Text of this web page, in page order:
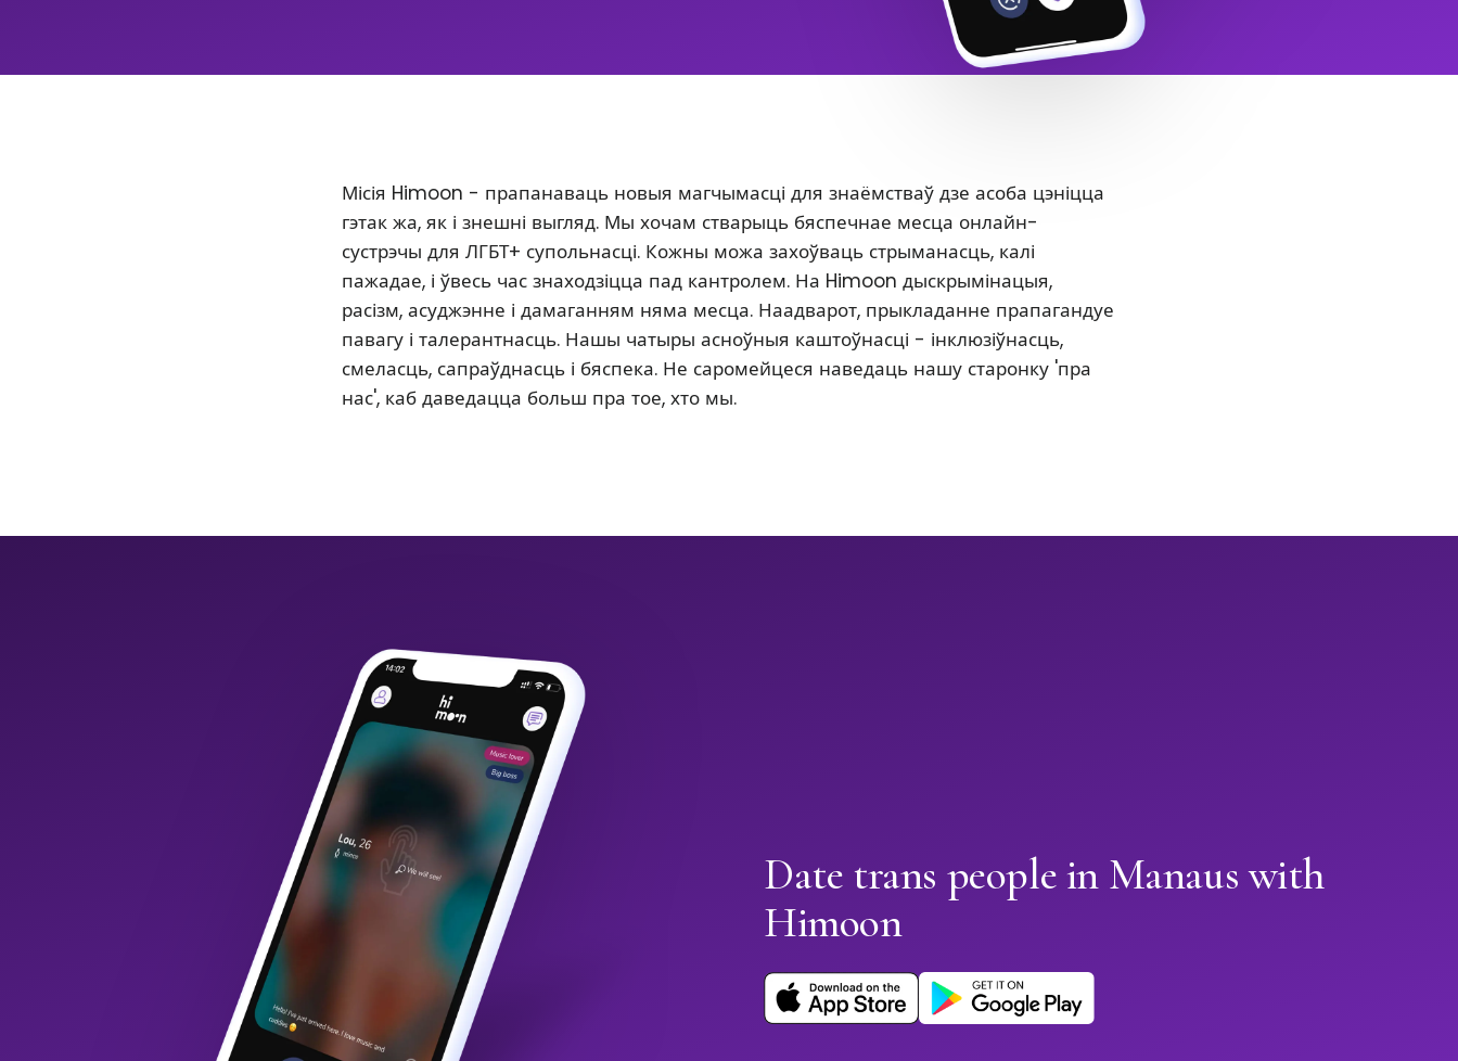
Місія Himoon - прапанаваць новыя магчымасці для знаёмстваў дзе асоба цэніцца
гэтак жа, як і знешні выгляд. Мы хочам стварыць бяспечнае месца онлайн-
сустрэчы для ЛГБТ+ супольнасці. Кожны можа захоўваць стрыманасць, калі
пажадае, і ўвесь час знаходзіцца пад кантролем. На Himoon дыскрымінацыя,
расізм, асуджэнне і дамаганням няма месца. Наадварот, прыкладанне прапагандуе
павагу і талерантнасць. Нашы чатыры асноўныя каштоўнасці - інклюзіўнасць,
смеласць, сапраўднасць і бяспека. Не саромейцеся наведаць нашу старонку 'пра
нас', каб даведацца больш пра тое, хто мы.
Date trans people in Manaus with
Himoon